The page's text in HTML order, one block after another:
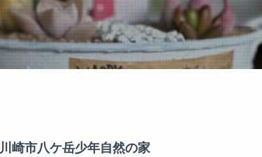
川崎市八ケ岳少年自然の家